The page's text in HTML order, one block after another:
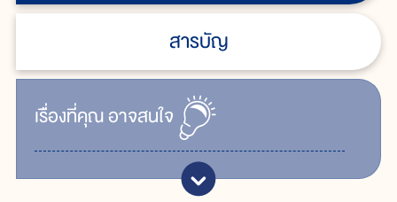
สารบัญ
เรื่ิองที่คุณอาจสนใจ